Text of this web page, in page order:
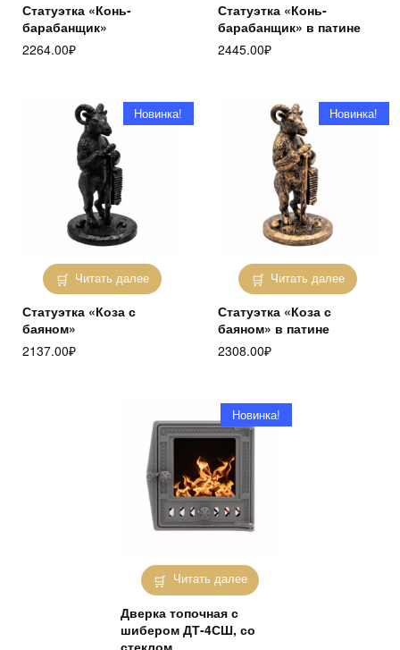
Статуэтка «Конь-
барабанщик»
2264.00₽
Статуэтка «Конь-
барабанщик» в патине
2445.00₽
Читать далее
Новинка!
Статуэтка «Коза с
баяном»
2137.00₽
Читать далее
Новинка!
Статуэтка «Коза с
баяном» в патине
2308.00₽
Читать далее
Новинка!
Дверка топочная с
шибером ДТ-4СШ, со
стеклом